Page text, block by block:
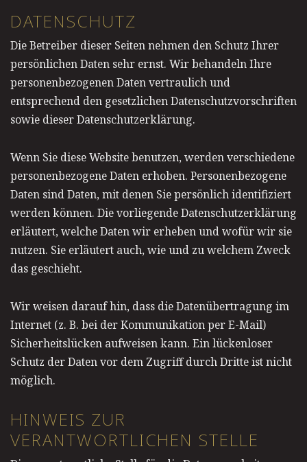
DATENSCHUTZ
Die Betreiber dieser Seiten nehmen den Schutz Ihrer
persönlichen Daten sehr ernst. Wir behandeln Ihre
personenbezogenen Daten vertraulich und
entsprechend den gesetzlichen Datenschutzvorschriften
sowie dieser Datenschutzerklärung.
Wenn Sie diese Website benutzen, werden verschiedene
personenbezogene Daten erhoben. Personenbezogene
Daten sind Daten, mit denen Sie persönlich identifiziert
werden können. Die vorliegende Datenschutzerklärung
erläutert, welche Daten wir erheben und wofür wir sie
nutzen. Sie erläutert auch, wie und zu welchem Zweck
das geschieht.
Wir weisen darauf hin, dass die Datenübertragung im
Internet (z. B. bei der Kommunikation per E-Mail)
Sicherheitslücken aufweisen kann. Ein lückenloser
Schutz der Daten vor dem Zugriff durch Dritte ist nicht
möglich.
HINWEIS ZUR
VERANTWORTLICHEN STELLE